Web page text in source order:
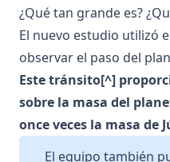
¿Qué tan grande es?
El nuevo estudio utilizó
observar el paso del
Este tránsito[^]
sobre la masa del
once veces la masa de
El equipo también